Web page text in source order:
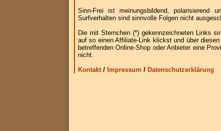
Sinn-Frei ist meinungsbildend, polarisierend
Surfverhalten sind sinnvolle Folgen nicht
Die mit Sternchen (*) gekennzeichneten Links
auf so einen Affiliate-Link klickst und über
betreffenden Online-Shop oder Anbieter eine
nicht.
Kontakt/ Impressum / Datenschutzerklärung